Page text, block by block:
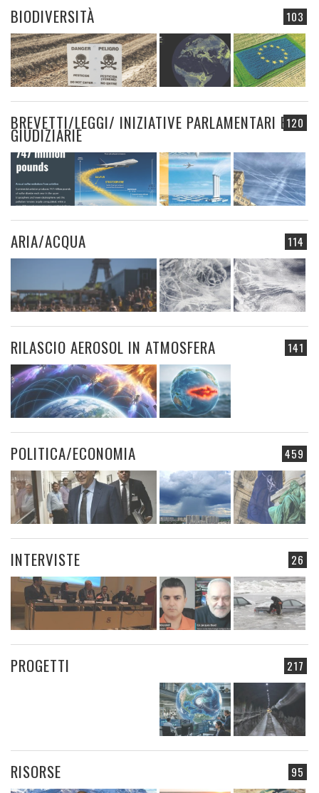
103
BIODIVERSITÀ
120
BREVETTI/LEGGI/ INIZIATIVE PARLAMENTARI E
GIUDIZIARIE
114
ARIA/ACQUA
141
RILASCIO AEROSOL IN ATMOSFERA
459
POLITICA/ECONOMIA
26
INTERVISTE
217
PROGETTI
95
RISORSE